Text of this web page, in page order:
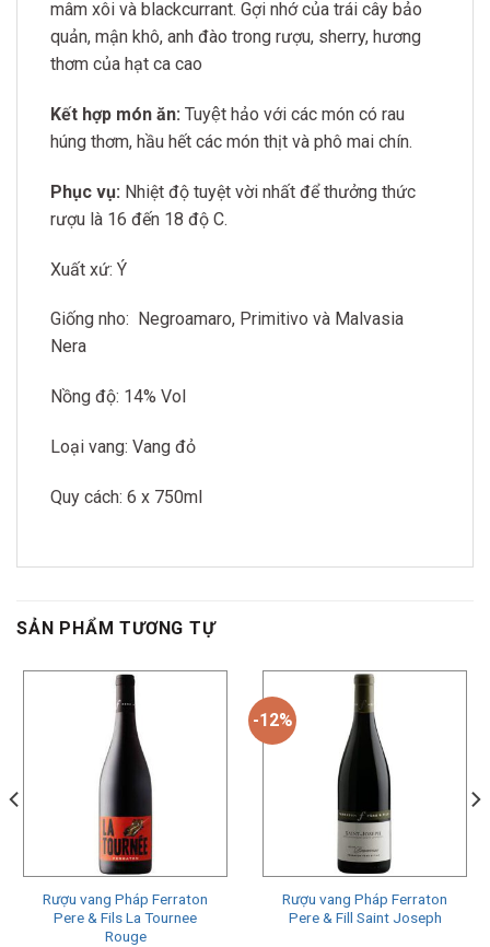
mâm xôi và blackcurrant. Gợi nhớ của trái cây bảo
quản, mận khô, anh đào trong rượu, sherry, hương
thơm của hạt ca cao
Kết hợp món ăn: Tuyệt hảo với các món có rau
húng thơm, hầu hết các món thịt và phô mai chín.
Phục vụ: Nhiệt độ tuyệt vời nhất để thưởng thức
rượu là 16 đến 18 độ C.
Xuất xứ: Ý
Giống nho: Negroamaro, Primitivo và Malvasia
Nera
Nồng độ: 14% Vol
Loại vang: Vang đỏ
Quy cách: 6 x 750ml
SẢN PHẨM TƯƠNG TỰ
Rượu vang Pháp Ferraton
Pere & Fils La Tournee
Rouge
-12%
Rượu vang Pháp Ferraton
Pere & Fill Saint Joseph